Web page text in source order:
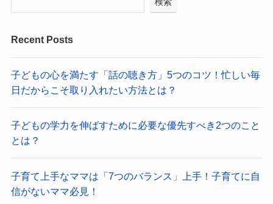
Recent Posts
子どもの心を満たす「話の聴き方」5つのコツ！忙しい毎
日だからこそ取り入れたい方法とは？
子どもの学力を伸ばすために必要な優先すべき2つのこと
とは？
子育て上手なママは「7つのバランス」上手！子育てに自
信がないママ必見！